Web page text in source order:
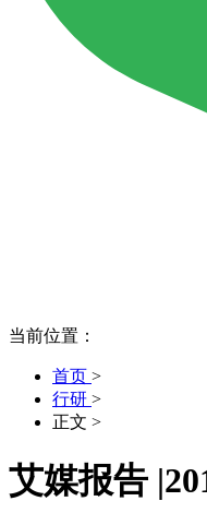
当前位置：
首页 >
行研 >
正文 >
艾媒报告